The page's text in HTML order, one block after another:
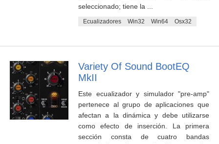
seleccionado; tiene la ...
Ecualizadores Win32 Win64 Osx32
Variety Of Sound BootEQ
MkII
Este ecualizador y simulador "pre-amp"
pertenece al grupo de aplicaciones que
afectan a la dinámica y debe utilizarse
como efecto de inserción. La primera
sección consta de cuatro bandas